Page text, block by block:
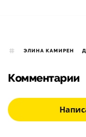
ЭЛИНА КАМИРЕН
Комментарии